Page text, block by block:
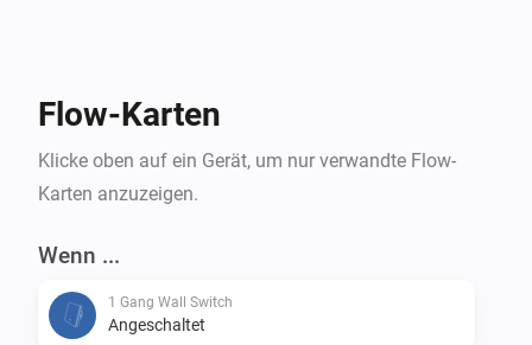
Flow-Karten
Klicke oben auf ein Gerät, um nur verwandte Flow-
Karten anzuzeigen.
Wenn ...
1 Gang Wall Switch
Angeschaltet